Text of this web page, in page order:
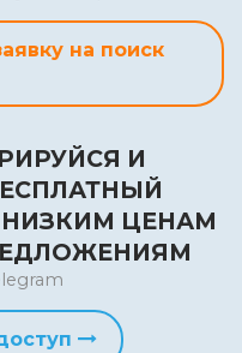
на поиск
И
НИЗКИМ ЦЕНАМ